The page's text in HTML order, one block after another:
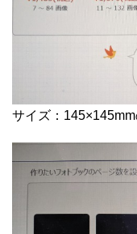
サイズ：